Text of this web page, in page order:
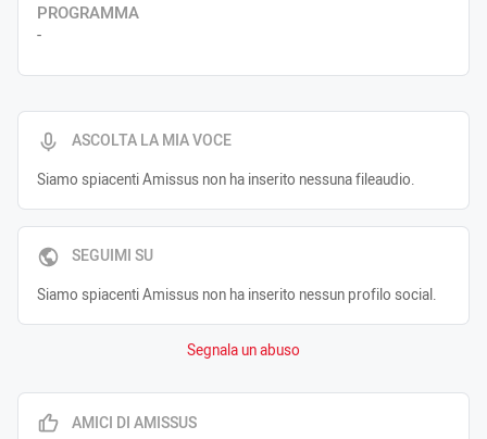
ASCOLTA LA MIA VOCE
Siamo spiacenti Amissus non ha inserito nessuna fileaudio.
SEGUIMI SU
Siamo spiacenti Amissus non ha inserito nessun profilo social.
Segnala un abuso
PROGRAMMA
-
AMICI DI AMISSUS